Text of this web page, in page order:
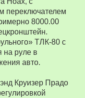
переключателем
8000.00
ТЛК-80 с
на руле в
авто.
Круизер Прадо